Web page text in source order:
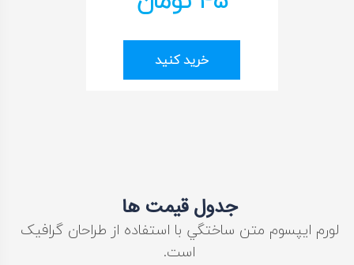
خرید کنید
جدول قیمت ها
لورم ايپسوم متن ساختگي با استفاده از طراحان گرافيک
است.